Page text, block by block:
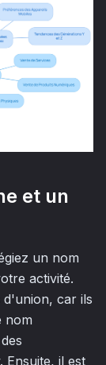
et un
un nom
activité.
d'union, car ils
nom
Ensuite, il est